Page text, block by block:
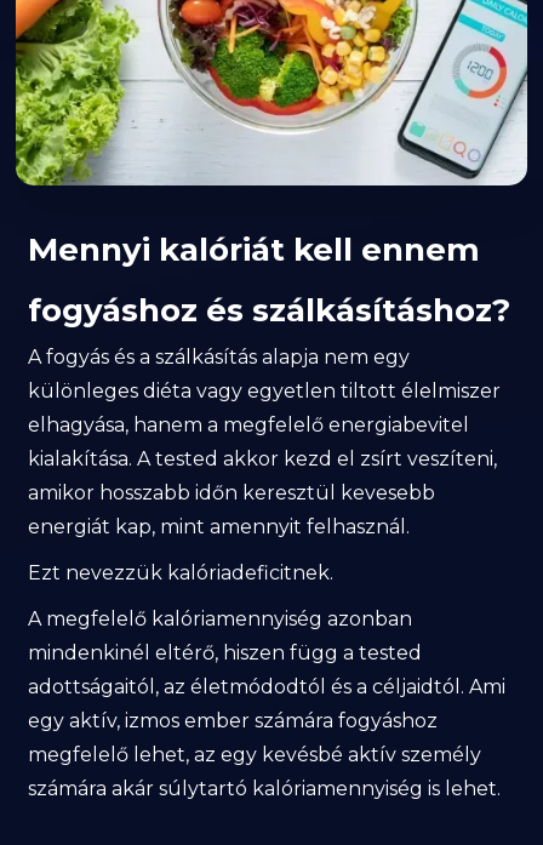
Mennyi kalóriát kell ennem
fogyáshoz és szálkásításhoz?
A fogyás és a szálkásítás alapja nem egy
különleges diéta vagy egyetlen tiltott élelmiszer
elhagyása, hanem a megfelelő energiabevitel
kialakítása. A tested akkor kezd el zsírt veszíteni,
amikor hosszabb időn keresztül kevesebb
energiát kap, mint amennyit felhasznál.
Ezt nevezzük kalóriadeficitnek.
A megfelelő kalóriamennyiség azonban
mindenkinél eltérő, hiszen függ a tested
adottságaitól, az életmódodtól és a céljaidtól. Ami
egy aktív, izmos ember számára fogyáshoz
megfelelő lehet, az egy kevésbé aktív személy
számára akár súlytartó kalóriamennyiség is lehet.